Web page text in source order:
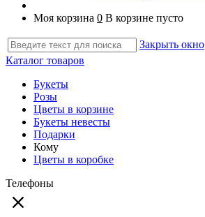
Моя корзина 0 В корзине пусто
Закрыть окно
Каталог товаров
Букеты
Розы
Цветы в корзине
Букеты невесты
Подарки
Кому
Цветы в коробке
Телефоны